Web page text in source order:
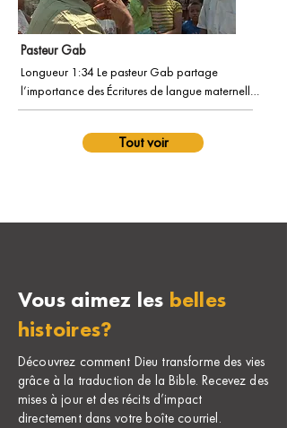
le message de l’Évangile à chaque nation.
Pasteur Gab
Longueur 1:34 Le pasteur Gab partage
l’importance des Écritures de langue maternelle.
Avec une histoire d’impact de sa communauté
Tout voir
Vous aimez les belles
histoires?
Découvrez comment Dieu transforme des vies
grâce à la traduction de la Bible. Recevez des
mises à jour et des récits d’impact
directement dans votre boîte courriel.